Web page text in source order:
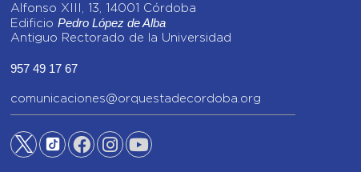
Alfonso XIII, 13, 14001 Córdoba
Edificio Pedro López de Alba
Antiguo Rectorado de la Universidad
957 49 17 67
comunicaciones@orquestadecordoba.org